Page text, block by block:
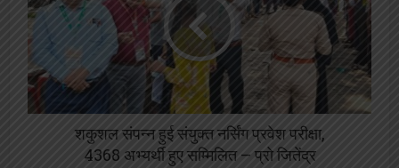
शकुशल संपन्न हुई संयुक्त नर्सिंग प्रवेश परीक्षा,
4368 अभ्यर्थी हुए सम्मिलित – प्रो जितेंद्र